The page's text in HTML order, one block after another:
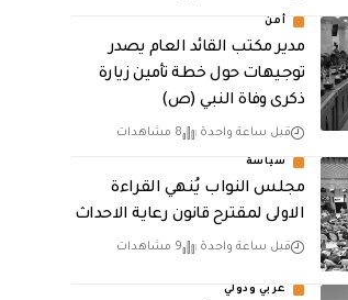
أمن
مدير مكتب القائد العام يصدر
توجيهات حول خطة تأمين زيارة
ذكرى وفاة النبي (ص)
قبل ساعة واحدة 8 مشاهدات
سياسة
مجلس النواب يُنهي القراءة
الاولى لمقترح قانون رعاية الاحداث
قبل ساعة واحدة 9 مشاهدات
عربي ودولي